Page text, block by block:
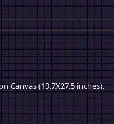
Canvas (19.7X27.5 inches).